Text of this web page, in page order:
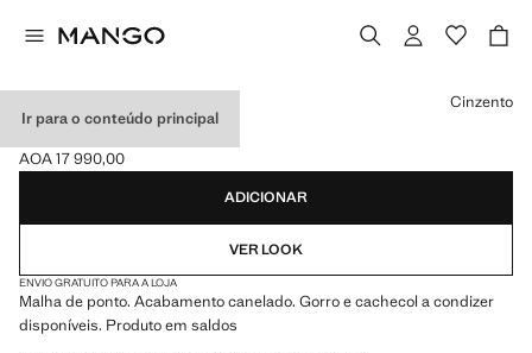
Ir para o conteúdo principal
LUVAS DE MALHA
Preço atual [AOA 17 990,00 ]
AOA 17 990,00
Selecione uma cor
Cinzento
ADICIONAR
VER LOOK
ENVIO GRATUITO PARA A LOJA
Malha de ponto. Acabamento canelado. Gorro e cachecol a condizer
disponíveis. Produto em saldos